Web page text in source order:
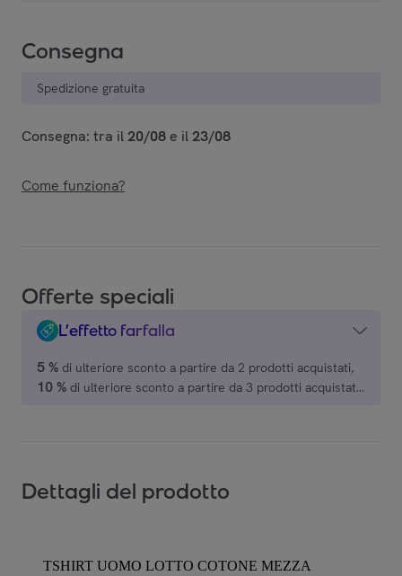
Consegna
Spedizione gratuita
Consegna: tra il 20/08 e il 23/08
Come funziona?
Offerte speciali
L’effetto farfalla
5 % di ulteriore sconto a partire da 2 prodotti acquistati,
10 % di ulteriore sconto a partire da 3 prodotti acquistati,
Dettagli del prodotto
TSHIRT UOMO LOTTO COTONE MEZZA